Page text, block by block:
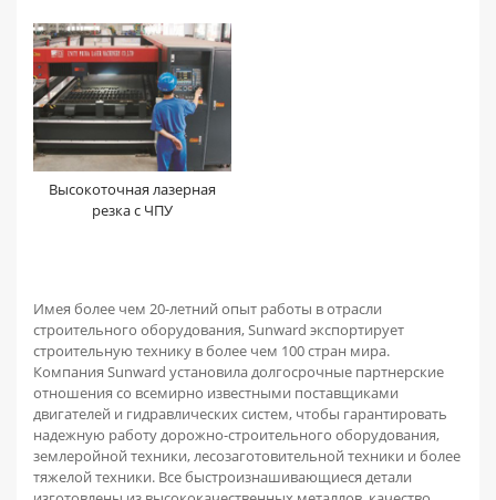
Высокоточная лазерная
резка с ЧПУ
Имея более чем 20-летний опыт работы в отрасли
строительного оборудования, Sunward экспортирует
строительную технику в более чем 100 стран мира.
Компания Sunward установила долгосрочные партнерские
отношения со всемирно известными поставщиками
двигателей и гидравлических систем, чтобы гарантировать
надежную работу дорожно-строительного оборудования,
землеройной техники, лесозаготовительной техники и более
тяжелой техники. Все быстроизнашивающиеся детали